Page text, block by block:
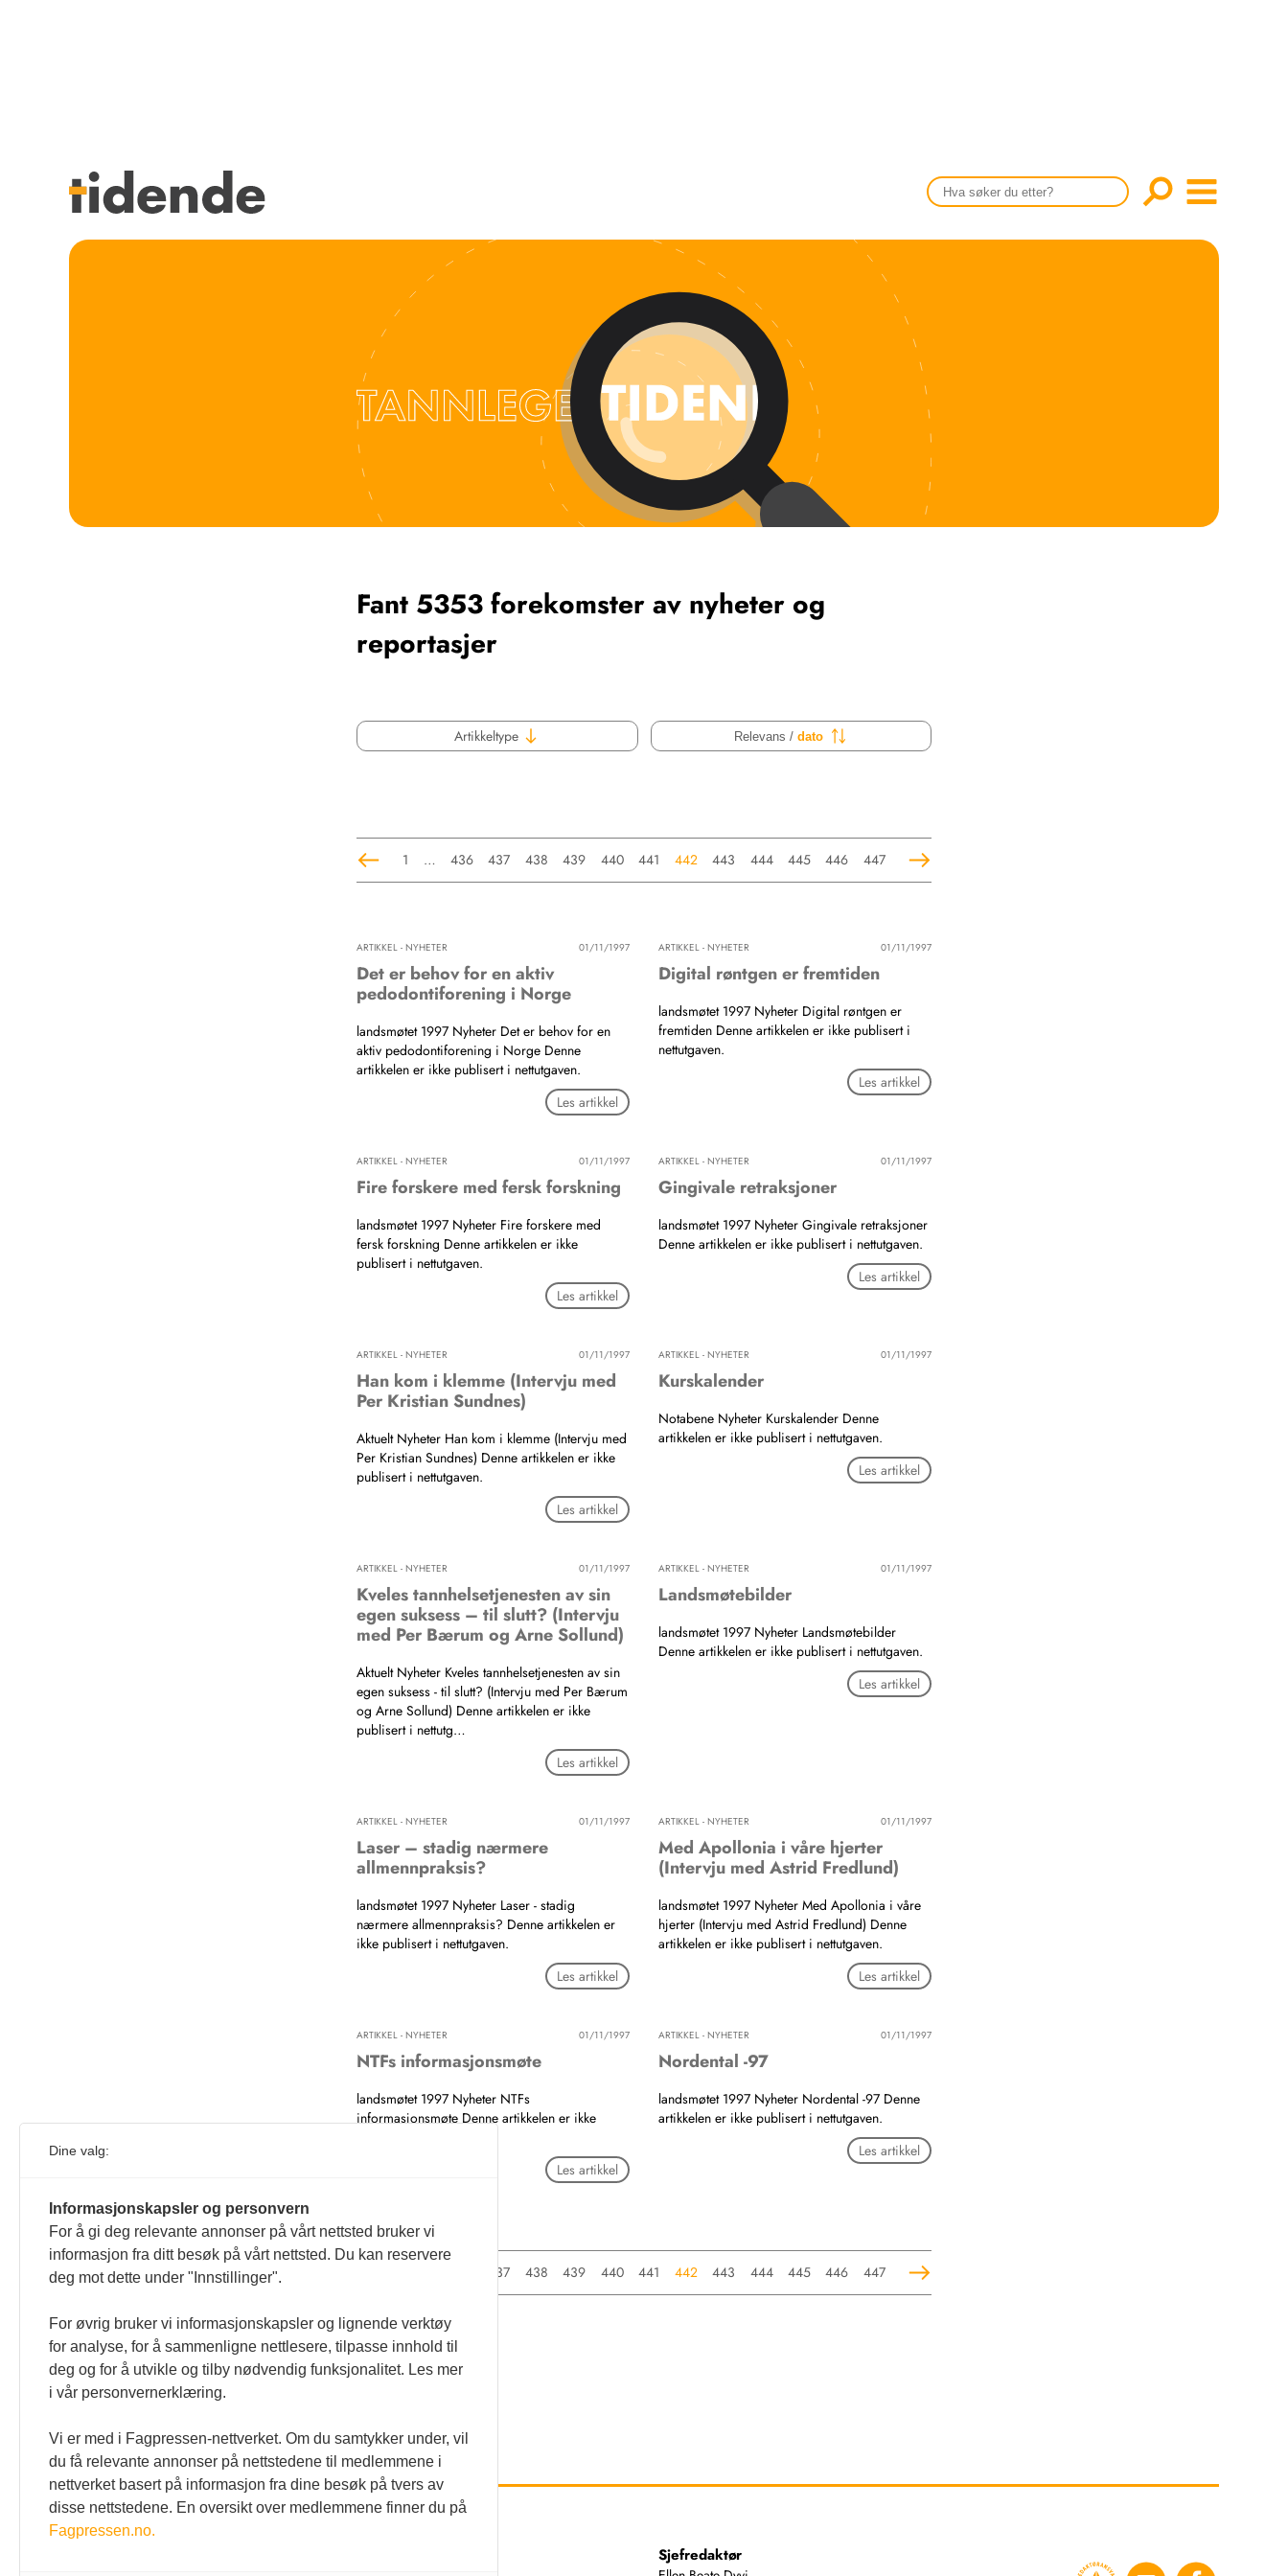
KURSKALENDER
STILLINGER
KJØP & SALG
FOR FORFATTERE
KONTAKT
OM OSS
Fant 5353 forekomster av nyheter og
reportasjer
Artikkeltype Relevans /dato
1 … 436 437 438 439 440 441 442 443 444 445 446 447
ARTIKKEL - NYHETER 01/11/1997
Det er behov for en aktiv
pedodontiforening i Norge
landsmøtet 1997 Nyheter Det er behov for en
aktiv pedodontiforening i Norge Denne
artikkelen er ikke publisert i nettutgaven.
Les artikkel
ARTIKKEL - NYHETER 01/11/1997
Digital røntgen er fremtiden
landsmøtet 1997 Nyheter Digital røntgen er
fremtiden Denne artikkelen er ikke publisert i
nettutgaven.
Les artikkel
ARTIKKEL - NYHETER 01/11/1997
Fire forskere med fersk forskning
landsmøtet 1997 Nyheter Fire forskere med
fersk forskning Denne artikkelen er ikke
publisert i nettutgaven.
Les artikkel
ARTIKKEL - NYHETER 01/11/1997
Gingivale retraksjoner
landsmøtet 1997 Nyheter Gingivale retraksjoner
Denne artikkelen er ikke publisert i nettutgaven.
Les artikkel
ARTIKKEL - NYHETER 01/11/1997
Han kom i klemme (Intervju med
Per Kristian Sundnes)
Aktuelt Nyheter Han kom i klemme (Intervju med
Per Kristian Sundnes) Denne artikkelen er ikke
publisert i nettutgaven.
Les artikkel
ARTIKKEL - NYHETER 01/11/1997
Kurskalender
Notabene Nyheter Kurskalender Denne
artikkelen er ikke publisert i nettutgaven.
Les artikkel
ARTIKKEL - NYHETER 01/11/1997
Kveles tannhelsetjenesten av sin
egen suksess – til slutt? (Intervju
med Per Bærum og Arne Sollund)
Aktuelt Nyheter Kveles tannhelsetjenesten av sin
egen suksess - til slutt? (Intervju med Per Bærum
og Arne Sollund) Denne artikkelen er ikke
publisert i nettutg…
Les artikkel
ARTIKKEL - NYHETER 01/11/1997
Landsmøtebilder
landsmøtet 1997 Nyheter Landsmøtebilder
Denne artikkelen er ikke publisert i nettutgaven.
Les artikkel
ARTIKKEL - NYHETER 01/11/1997
Laser – stadig nærmere
allmennpraksis?
landsmøtet 1997 Nyheter Laser - stadig
nærmere allmennpraksis? Denne artikkelen er
ikke publisert i nettutgaven.
Les artikkel
ARTIKKEL - NYHETER 01/11/1997
Med Apollonia i våre hjerter
(Intervju med Astrid Fredlund)
landsmøtet 1997 Nyheter Med Apollonia i våre
hjerter (Intervju med Astrid Fredlund) Denne
artikkelen er ikke publisert i nettutgaven.
Les artikkel
ARTIKKEL - NYHETER 01/11/1997
NTFs informasjonsmøte
landsmøtet 1997 Nyheter NTFs
informasjonsmøte Denne artikkelen er ikke
Les artikkel
ARTIKKEL - NYHETER 01/11/1997
Nordental -97
landsmøtet 1997 Nyheter Nordental -97 Denne
artikkelen er ikke publisert i nettutgaven.
Les artikkel
437 438 439 440 441 442 443 444 445 446 447
Sjefredaktør
Dine valg:
Informasjonskapsler og personvern
For å gi deg relevante annonser på vårt nettsted bruker vi
informasjon fra ditt besøk på vårt nettsted. Du kan reservere
deg mot dette under "Innstillinger".
For øvrig bruker vi informasjonskapsler og lignende verktøy
for analyse, for å sammenligne nettlesere, tilpasse innhold til
deg og for å utvikle og tilby nødvendig funksjonalitet. Les mer
i vår personvernerklæring.
Vi er med i Fagpressen-nettverket. Om du samtykker under, vil
du få relevante annonser på nettstedene til medlemmene i
nettverket basert på informasjon fra dine besøk på tvers av
disse nettstedene. En oversikt over medlemmene finner du på
Fagpressen.no.